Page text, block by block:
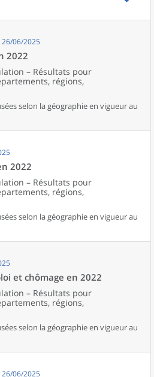
26/06/2025
2022
– Résultats pour
régions,
selon la géographie en vigueur au
2022
– Résultats pour
régions,
selon la géographie en vigueur au
et chômage en 2022
– Résultats pour
régions,
selon la géographie en vigueur au
26/06/2025